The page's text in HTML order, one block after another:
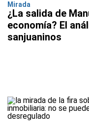
Mirada
¿La salida de
economía? El
sanjuaninos